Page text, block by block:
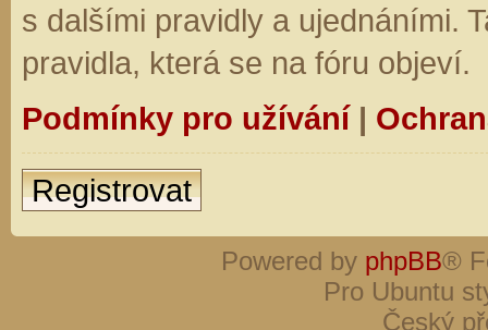
s dalšími pravidly a ujednáními.
pravidla, která se na fóru objeví.
Podmínky pro užívání|
Registrovat
Powered by phpBB®
Pro Ubuntu
Český